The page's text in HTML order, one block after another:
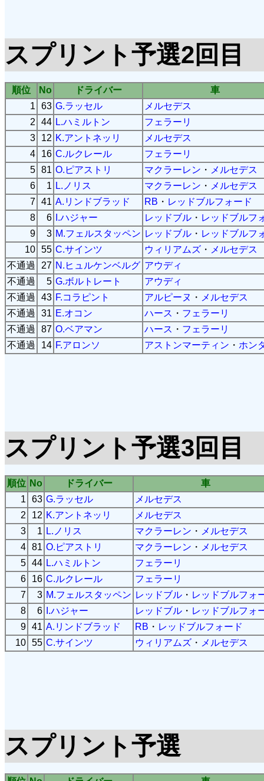
スプリント予選2回目
順位 No ドライバー
車
1
63 G.ラッセル
メルセデス
2
44 L.ハミルトン
フェラーリ
3
12 K.アントネッリ
メルセデス
4
16 C.ルクレール
フェラーリ
5 81 O.ピアストリ マクラーレン ・ メルセデス
6
1 L.ノリス マクラーレン ・ メルセデス
7 41 A.リンドブラッド RB ・ レッドブルフォード
8
6 I.ハジャー レッドブル ・ レッドブルフ
9
3 M.フェルスタッペン レッドブル ・ レッドブルフ
10 55 C.サインツ ウィリアムズ ・ メルセデス
不通過
27 N.ヒュルケンベルグ アウディ
不通過
5 G.ボルトレート
アウディ
不通過
43 F.コラピント アルピーヌ ・ メルセデス
不通過
31 E.オコン ハース ・ フェラーリ
不通過
87 O.ベアマン ハース ・ フェラーリ
不通過
14 F.アロンソ アストンマーティン ・ ホン
スプリント予選3回目
順位 No ドライバー
車
1
63 G.ラッセル
メルセデス
2
12 K.アントネッリ
メルセデス
3
1 L.ノリス マクラーレン ・ メルセデス
4 81 O.ピアストリ マクラーレン ・ メルセデス
5 44 L.ハミルトン
フェラーリ
6
16 C.ルクレール
フェラーリ
7
3 M.フェルスタッペン レッドブル ・ レッドブルフォ
8
6 I.ハジャー レッドブル ・ レッドブルフォ
9 41 A.リンドブラッド RB ・ レッドブルフォード
10 55 C.サインツ ウィリアムズ ・ メルセデス
スプリント予選